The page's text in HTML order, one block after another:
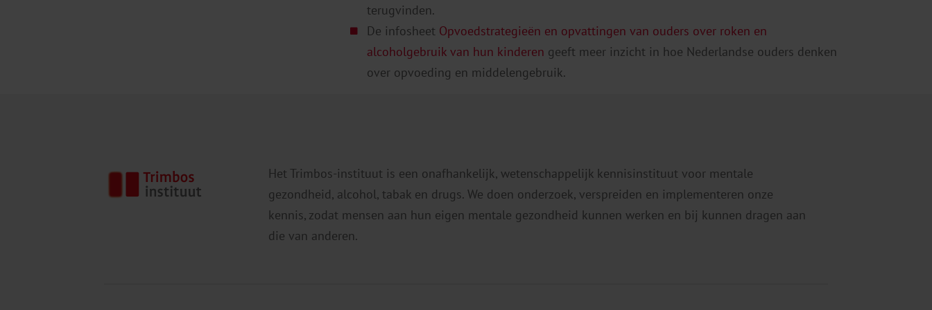
terugvinden.
De infosheet Opvoedstrategieën en opvattingen van ouders over roken en
alcoholgebruik van hun kinderen geeft meer inzicht in hoe Nederlandse ouders denken
over opvoeding en middelengebruik.
Het Trimbos-instituut is een onafhankelijk, wetenschappelijk kennisinstituut voor mentale
gezondheid, alcohol, tabak en drugs. We doen onderzoek, verspreiden en implementeren onze
kennis, zodat mensen aan hun eigen mentale gezondheid kunnen werken en bij kunnen dragen aan
die van anderen.